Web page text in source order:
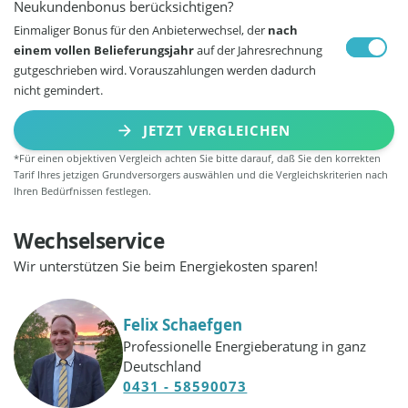
Neukundenbonus berücksichtigen?
Einmaliger Bonus für den Anbieterwechsel, der nach
einem vollen Belieferungsjahrauf der Jahresrechnung
gutgeschrieben wird. Vorauszahlungen werden dadurch
nicht gemindert.
JETZT VERGLEICHEN
*Für einen objektiven Vergleich achten Sie bitte darauf, daß Sie den korrekten
Tarif Ihres jetzigen Grundversorgers auswählen und die Vergleichskriterien nach
Ihren Bedürfnissen festlegen.
Wechselservice
Wir unterstützen Sie beim Energiekosten sparen!
Felix Schaefgen
Professionelle Energieberatung in ganz
Deutschland
0431 - 58590073